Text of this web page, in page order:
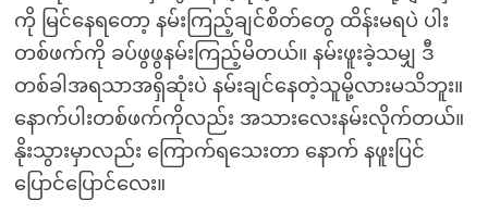
ကို မြင်နေရတော့ နမ်းကြည့်ချင်စိတ်တွေ ထိန်းမရပဲ ပါး
တစ်ဖက်ကို ခပ်ဖွဖွနမ်းကြည့်မိတယ်။ နမ်းဖူးခဲ့သမျှ ဒီ
တစ်ခါအရသာအရှိဆုံးပဲ နမ်းချင်နေတဲ့သူမို့လားမသိဘူး။
နောက်ပါးတစ်ဖက်ကိုလည်း အသားလေးနမ်းလိုက်တယ်။
နိုးသွားမှာလည်း ကြောက်ရသေးတာ နောက် နဖူးပြင်
ပြောင်ပြောင်လေး။